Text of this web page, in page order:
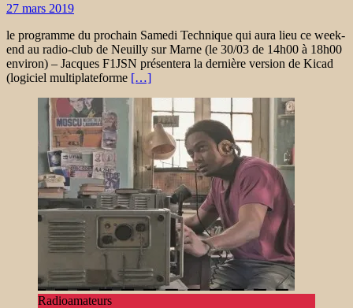
27 mars 2019
le programme du prochain Samedi Technique qui aura lieu ce week-
end au radio-club de Neuilly sur Marne (le 30/03 de 14h00 à 18h00
environ) – Jacques F1JSN présentera la dernière version de Kicad
(logiciel multiplateforme […]
Radioamateurs